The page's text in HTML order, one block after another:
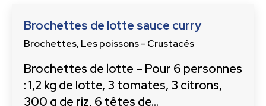
Brochettes de lotte sauce curry
Brochettes, Les poissons - Crustacés
Brochettes de lotte – Pour 6 personnes
: 1,2 kg de lotte, 3 tomates, 3 citrons,
300 g de riz, 6 têtes de…